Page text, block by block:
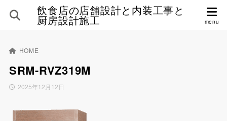
飲食店の店舗設計と内装工事と
厨房設計施工
HOME
SRM-RVZ319M
2025年12月12日